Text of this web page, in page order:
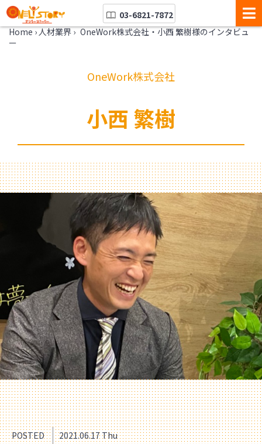
03-6821-7872
Home › 人材業界 › OneWork株式会社・小西 繁樹様のインタビュ
ー
OneWork株式会社
小西 繁樹
POSTED 2021.06.17 Thu